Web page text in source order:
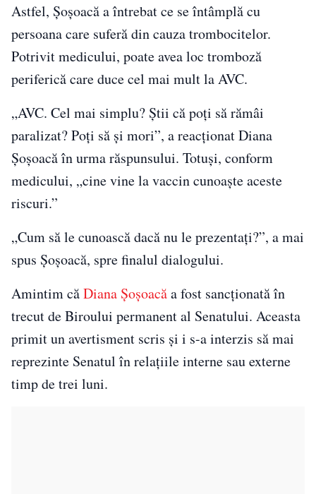
Astfel, Șoșoacă a întrebat ce se întâmplă cu
persoana care suferă din cauza trombocitelor.
Potrivit medicului, poate avea loc tromboză
periferică care duce cel mai mult la AVC.
„AVC. Cel mai simplu? Știi că poți să rămâi
paralizat? Poți să și mori”, a reacționat Diana
Șoșoacă în urma răspunsului. Totuși, conform
medicului, „cine vine la vaccin cunoaște aceste
riscuri.”
„Cum să le cunoască dacă nu le prezentați?”, a mai
spus Șoșoacă, spre finalul dialogului.
Amintim căDiana Șoșoacăa fost sancționată în
trecut de Biroului permanent al Senatului. Aceasta
primit un avertisment scris și i s-a interzis să mai
reprezinte Senatul în relațiile interne sau externe
timp de trei luni.